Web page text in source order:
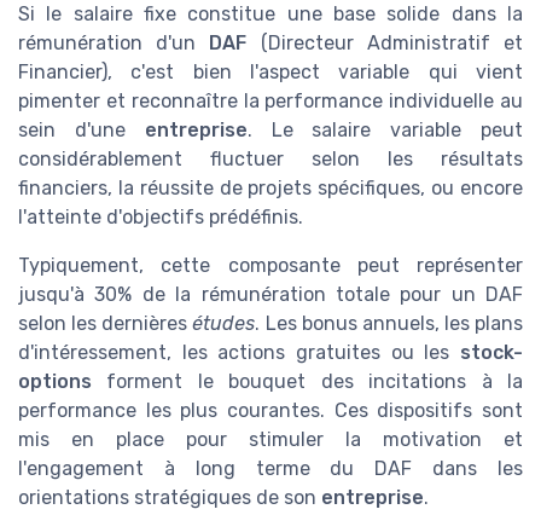
Si le salaire fixe constitue une base solide dans la
rémunération d'un DAF (Directeur Administratif et
Financier), c'est bien l'aspect variable qui vient
pimenter et reconnaître la performance individuelle au
sein d'une entreprise. Le salaire variable peut
considérablement fluctuer selon les résultats
financiers, la réussite de projets spécifiques, ou encore
l'atteinte d'objectifs prédéfinis.
Typiquement, cette composante peut représenter
jusqu'à 30% de la rémunération totale pour un DAF
selon les dernièresétudes. Les bonus annuels, les plans
d'intéressement, les actions gratuites ou les stock-
options forment le bouquet des incitations à la
performance les plus courantes. Ces dispositifs sont
mis en place pour stimuler la motivation et
l'engagement à long terme du DAF dans les
orientations stratégiques de son entreprise.